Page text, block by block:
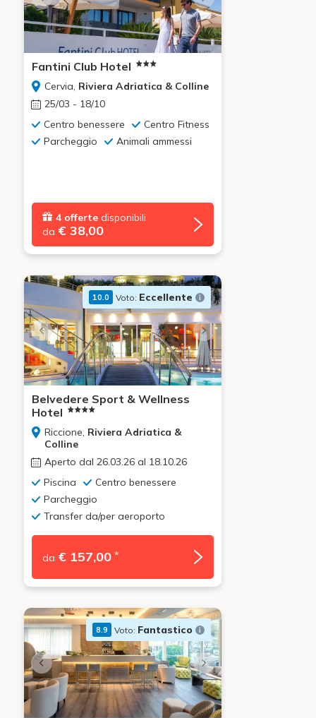
Fantini Club Hotel
Cervia, Riviera Adriatica & Colline
25/03 - 18/10
Centro benessere
Centro Fitness
Parcheggio
Animali ammessi
4 offerte disponibili
da € 38,00
10.0 Voto: Eccellente
Belvedere Sport & Wellness
Hotel
Riccione, Riviera Adriatica &
Colline
Aperto dal 26.03.26 al 18.10.26
Piscina
Centro benessere
Parcheggio
Transfer da/per aeroporto
da € 157,00 *
8.9 Voto: Fantastico